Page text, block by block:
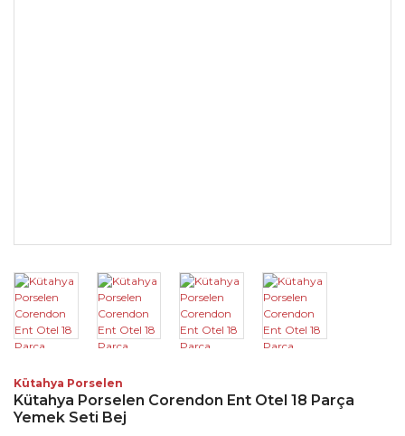
Kütahya Porselen
Kütahya Porselen Corendon Ent Otel 18 Parça
Yemek Seti Bej